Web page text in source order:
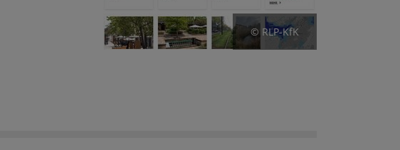
© RLP-KfK